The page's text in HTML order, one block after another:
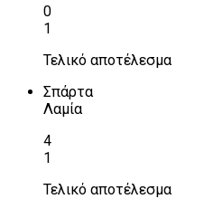
0
1
Τελικό αποτέλεσμα
Σπάρτα
Λαμία
4
1
Τελικό αποτέλεσμα